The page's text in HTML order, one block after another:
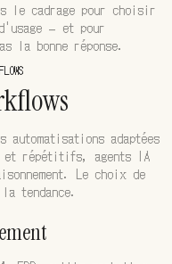
le cadrage pour choisir
— et pour
la bonne réponse.
adaptées
et répétitifs, agents IA
Le choix de
tendance.